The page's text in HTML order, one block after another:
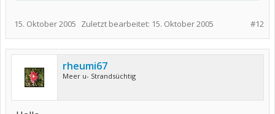
#12
15. Oktober 2005 Zuletzt bearbeitet: 15. Oktober 2005
rheumi67
Meer u- Strandsüchtig